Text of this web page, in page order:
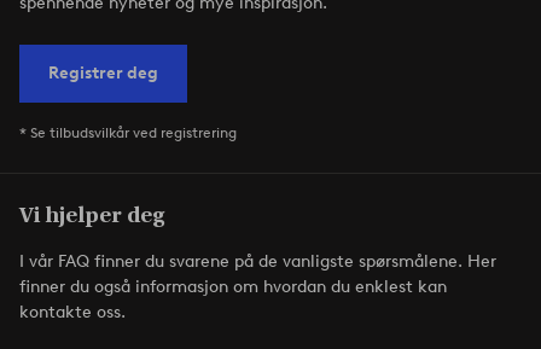
Registrer deg
* Se tilbudsvilkår ved registrering
Vi hjelper deg
I vår FAQ finner du svarene på de vanligste spørsmålene. Her
finner du også informasjon om hvordan du enklest kan
kontakte oss.